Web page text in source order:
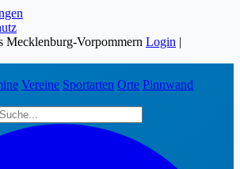
Mecklenburg-Vorpommern Login |
Vereine Sportarten Orte Pinnwand